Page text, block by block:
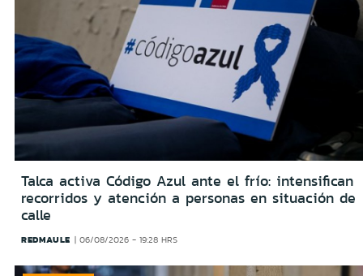
Talca activa Código Azul ante el frío: intensifican
recorridos y atención a personas en situación de
calle
REDMAULE 06/08/2026 - 19:28 HRS